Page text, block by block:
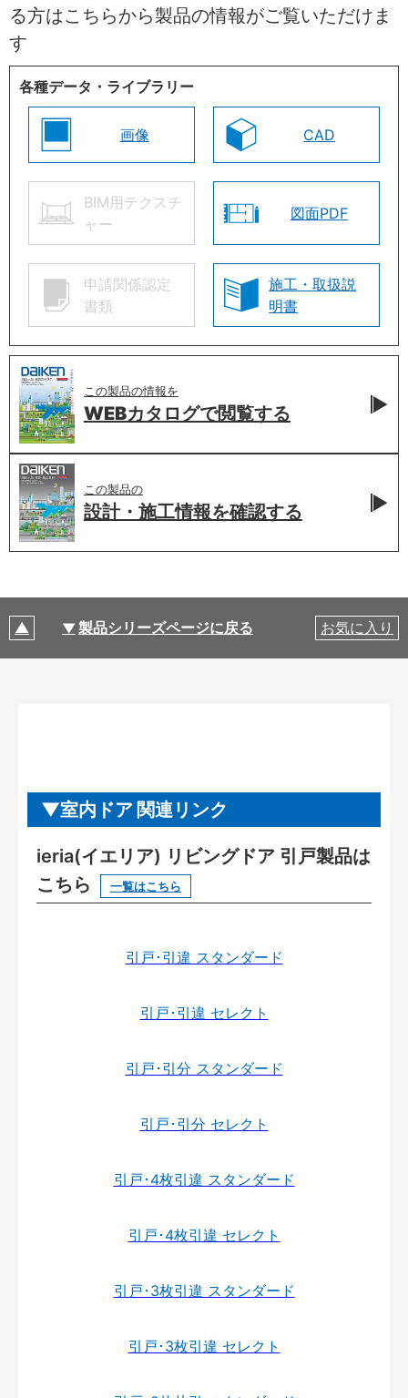
る方はこちらから製品の情報がご覧いただけま
す
各種データ・ライブラリー
画像 CAD
BIM用テクスチ
ャー
図面PDF
申請関係認定
書類
施工・取扱説
明書
この製品の情報を
WEBカタログで閲覧する
この製品の
設計・施工情報を確認する
製品シリーズページに戻る お気に入り
室内ドア 関連リンク
ieria(イエリア) リビングドア 引戸製品は
こちら
一覧はこちら
引戸･引違 スタンダード
引戸･引違 セレクト
引戸･引分 スタンダード
引戸･引分 セレクト
引戸･4枚引違 スタンダード
引戸･4枚引違 セレクト
引戸･3枚引違 スタンダード
引戸･3枚引違 セレクト